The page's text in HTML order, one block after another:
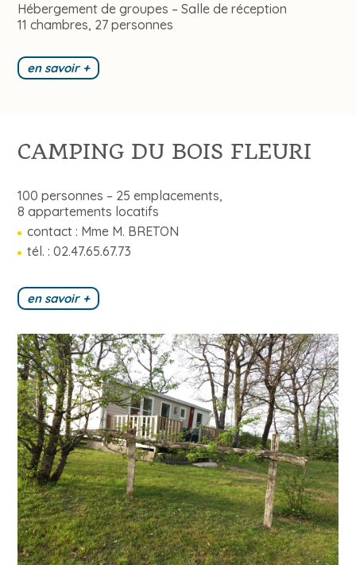
Hébergement de groupes – Salle de réception
11 chambres, 27 personnes
en savoir +
CAMPING DU BOIS FLEURI
100 personnes – 25 emplacements,
8 appartements locatifs
contact : Mme M. BRETON
tél. : 02.47.65.67.73
en savoir +